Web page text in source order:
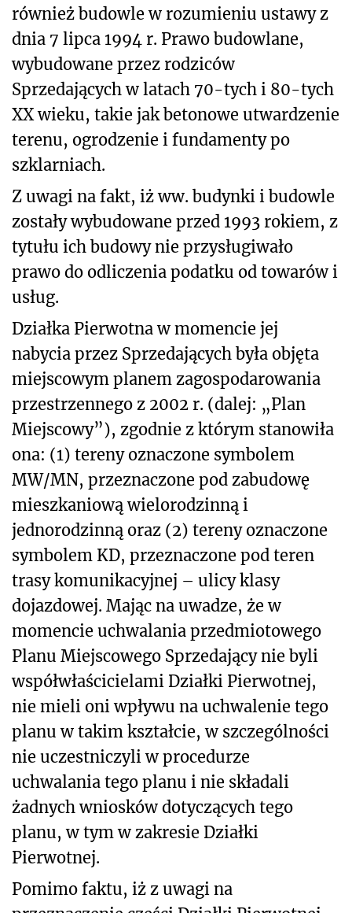
również budowle w rozumieniu ustawy z
dnia 7 lipca 1994 r. Prawo budowlane,
wybudowane przez rodziców
Sprzedających w latach 70-tych i 80-tych
XX wieku, takie jak betonowe utwardzenie
terenu, ogrodzenie i fundamenty po
szklarniach.
Z uwagi na fakt, iż ww. budynki i budowle
zostały wybudowane przed 1993 rokiem, z
tytułu ich budowy nie przysługiwało
prawo do odliczenia podatku od towarów i
usług.
Działka Pierwotna w momencie jej
nabycia przez Sprzedających była objęta
miejscowym planem zagospodarowania
przestrzennego z 2002 r. (dalej: „Plan
Miejscowy”), zgodnie z którym stanowiła
ona: (1) tereny oznaczone symbolem
MW/MN, przeznaczone pod zabudowę
mieszkaniową wielorodzinną i
jednorodzinną oraz (2) tereny oznaczone
symbolem KD, przeznaczone pod teren
trasy komunikacyjnej – ulicy klasy
dojazdowej. Mając na uwadze, że w
momencie uchwalania przedmiotowego
Planu Miejscowego Sprzedający nie byli
współwłaścicielami Działki Pierwotnej,
nie mieli oni wpływu na uchwalenie tego
planu w takim kształcie, w szczególności
nie uczestniczyli w procedurze
uchwalania tego planu i nie składali
żadnych wniosków dotyczących tego
planu, w tym w zakresie Działki
Pierwotnej.
Pomimo faktu, iż z uwagi na